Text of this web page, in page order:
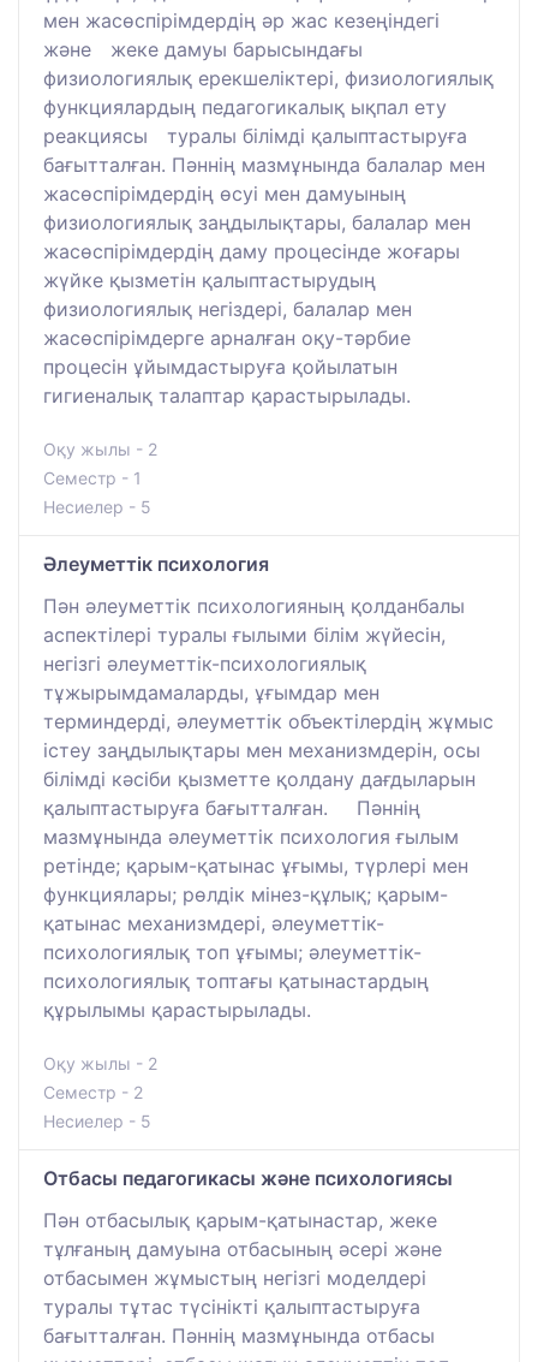
мен жасөспірімдердің әр жас кезеңіндегі
және жеке дамуы барысындағы
физиологиялық ерекшеліктері, физиологиялық
функциялардың педагогикалық ықпал ету
реакциясы туралы білімді қалыптастыруға
бағытталған. Пәннің мазмұнында балалар мен
жасөспірімдердің өсуі мен дамуының
физиологиялық заңдылықтары, балалар мен
жасөспірімдердің даму процесінде жоғары
жүйке қызметін қалыптастырудың
физиологиялық негіздері, балалар мен
жасөспірімдерге арналған оқу-тәрбие
процесін ұйымдастыруға қойылатын
гигиеналық талаптар қарастырылады.
Оқу жылы - 2
Семестр - 1
Несиелер - 5
Әлеуметтік психология
Пән әлеуметтік психологияның қолданбалы
аспектілері туралы ғылыми білім жүйесін,
негізгі әлеуметтік-психологиялық
тұжырымдамаларды, ұғымдар мен
терминдерді, әлеуметтік объектілердің жұмыс
істеу заңдылықтары мен механизмдерін, осы
білімді кәсіби қызметте қолдану дағдыларын
қалыптастыруға бағытталған. Пәннің
мазмұнында әлеуметтік психология ғылым
ретінде; қарым-қатынас ұғымы, түрлері мен
функциялары; рөлдік мінез-құлық; қарым-
қатынас механизмдері, әлеуметтік-
психологиялық топ ұғымы; әлеуметтік-
психологиялық топтағы қатынастардың
құрылымы қарастырылады.
Оқу жылы - 2
Семестр - 2
Несиелер - 5
Отбасы педагогикасы және психологиясы
Пән отбасылық қарым-қатынастар, жеке
тұлғаның дамуына отбасының әсері және
отбасымен жұмыстың негізгі моделдері
туралы тұтас түсінікті қалыптастыруға
бағытталған. Пәннің мазмұнында отбасы